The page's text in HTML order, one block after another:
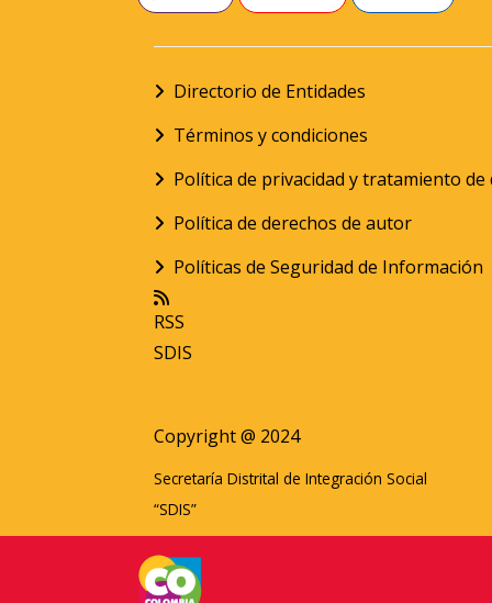
Directorio de Entidades
Términos y condiciones
Política de privacidad y tratamiento
Política de derechos de autor
Políticas de Seguridad de Información
RSS
SDIS
Copyright @ 2024
Secretaría Distrital de Integración Social
“SDIS”